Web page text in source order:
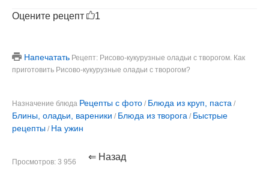
Оцените рецепт 1
Напечатать Рецепт: Рисово-кукурузные оладьи с творогом. Как
приготовить Рисово-кукурузные оладьи с творогом?
Назначение блюда Рецепты с фото / Блюда из круп, паста /
Блины, оладьи, вареники / Блюда из творога / Быстрые
рецепты / На ужин
Просмотров: 3 956 ⇐ Назад